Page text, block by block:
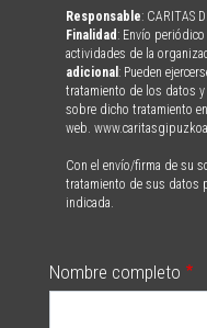
Responsable: CARITAS
Finalidad : Envío
actividades de la
adicional : Pueden
tratamiento de los datos
sobre dicho tratamiento
web.
Con el envío/firma de su
tratamiento de sus datos
indicada.
Nombre completo